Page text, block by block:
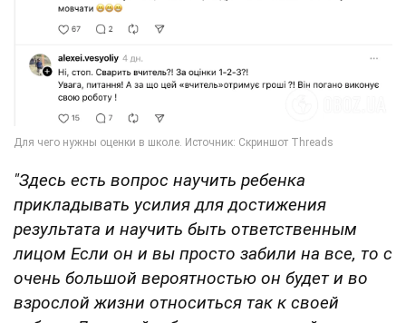
"Здесь есть вопрос научить ребенка
прикладывать усилия для достижения
результата и научить быть ответственным
лицом Если он и вы просто забили на все, то с
очень большой вероятностью он будет и во
взрослой жизни относиться так к своей